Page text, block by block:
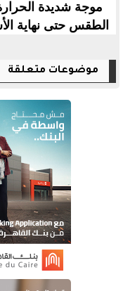
موجة شديدة
الطقس حتى نهاية
موضوعات متعلقة